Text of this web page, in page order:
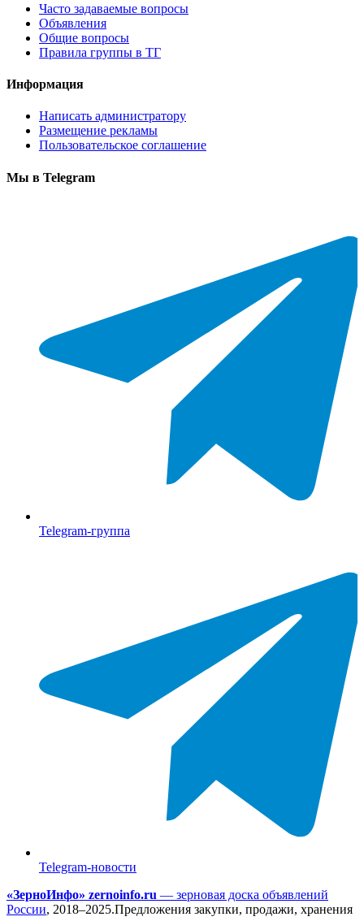
Часто задаваемые вопросы
Объявления
Общие вопросы
Правила группы в ТГ
Информация
Написать администратору
Размещение рекламы
Пользовательское соглашение
Мы в Telegram
Telegram-группа
Telegram-новости
«ЗерноИнфо» zernoinfo.ru — зерновая доска объявлений
России, 2018–2025.Предложения закупки, продажи, хранения